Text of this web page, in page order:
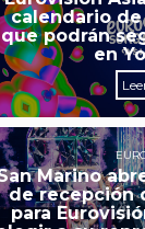
calendario
que podrán
en
Marino
de recepción
para